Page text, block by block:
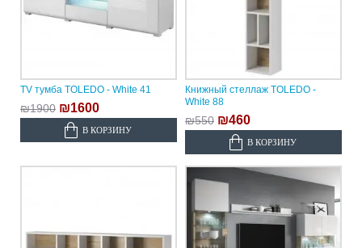
TV тумба TOLEDO - White 41
₪1900 ₪1600
В КОРЗИНУ
Книжный стеллаж TOLEDO -
White 88
₪550 ₪460
В КОРЗИНУ